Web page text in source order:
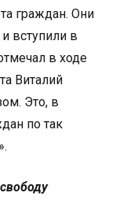
граждан. Они
вступили в
в ходе
Виталий
Это, в
по так